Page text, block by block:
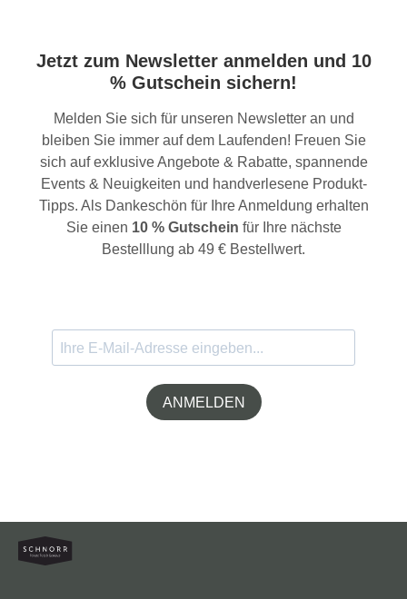
Jetzt zum Newsletter anmelden und 10
% Gutschein sichern!
Melden Sie sich für unseren Newsletter an und
bleiben Sie immer auf dem Laufenden! Freuen Sie
sich auf exklusive Angebote & Rabatte, spannende
Events & Neuigkeiten und handverlesene Produkt-
Tipps. Als Dankeschön für Ihre Anmeldung erhalten
Sie einen 10 % Gutschein für Ihre nächste
Bestelllung ab 49 € Bestellwert.
ANMELDEN